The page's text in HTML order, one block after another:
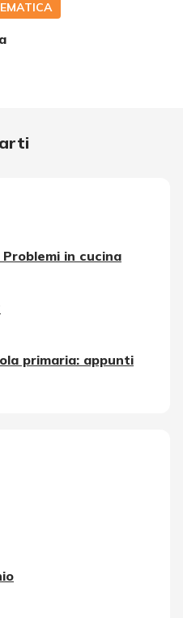
in cucina
primaria: appunti